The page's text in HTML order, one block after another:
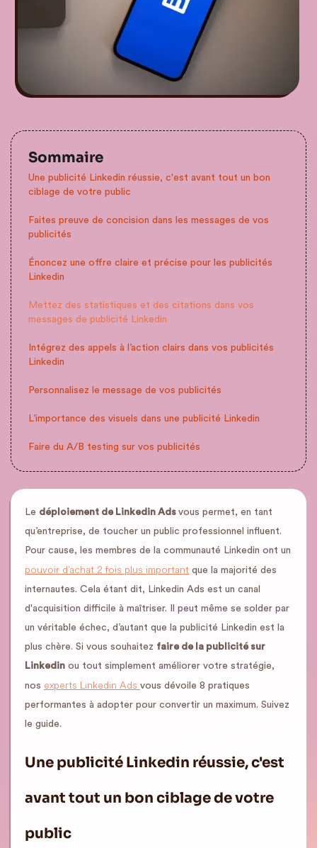
Sommaire
Une publicité Linkedin réussie, c'est avant tout un bon
ciblage de votre public
Faites preuve de concision dans les messages de vos
publicités
Énoncez une offre claire et précise pour les publicités
Linkedin
Mettez des statistiques et des citations dans vos
messages de publicité Linkedin
Intégrez des appels à l’action clairs dans vos publicités
Linkedin
Personnalisez le message de vos publicités
L’importance des visuels dans une publicité Linkedin
Faire du A/B testing sur vos publicités
Le déploiement de Linkedin Ads vous permet, en tant
qu’entreprise, de toucher un public professionnel influent.
Pour cause, les membres de la communauté Linkedin ont un
pouvoir d’achat 2 fois plus important que la majorité des
internautes. Cela étant dit, Linkedin Ads est un canal
d'acquisition difficile à maîtriser. Il peut même se solder par
un véritable échec, d’autant que la publicité Linkedin est la
plus chère. Si vous souhaitez faire de la publicité sur
Linkedin ou tout simplement améliorer votre stratégie,
nos experts Linkedin Ads vous dévoile 8 pratiques
performantes à adopter pour convertir un maximum. Suivez
le guide.
Une publicité Linkedin réussie, c'est
avant tout un bon ciblage de votre
public